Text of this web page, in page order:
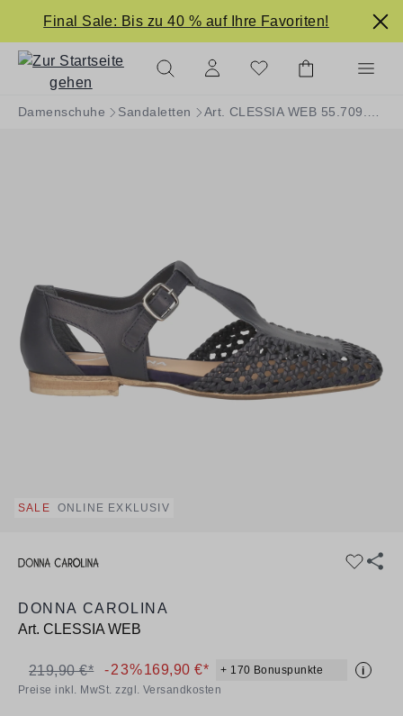
springen
Final Sale: Bis zu 40 % auf Ihre Favoriten!
Damenschuhe Sandaletten
SALE ONLINE EXKLUSIV
DONNA CAROLINA
Art. CLESSIA WEB
169,90 €* + 170 Bonuspunkte i
219,90 €* -23%
Preise inkl. MwSt. zzgl. Versandkosten